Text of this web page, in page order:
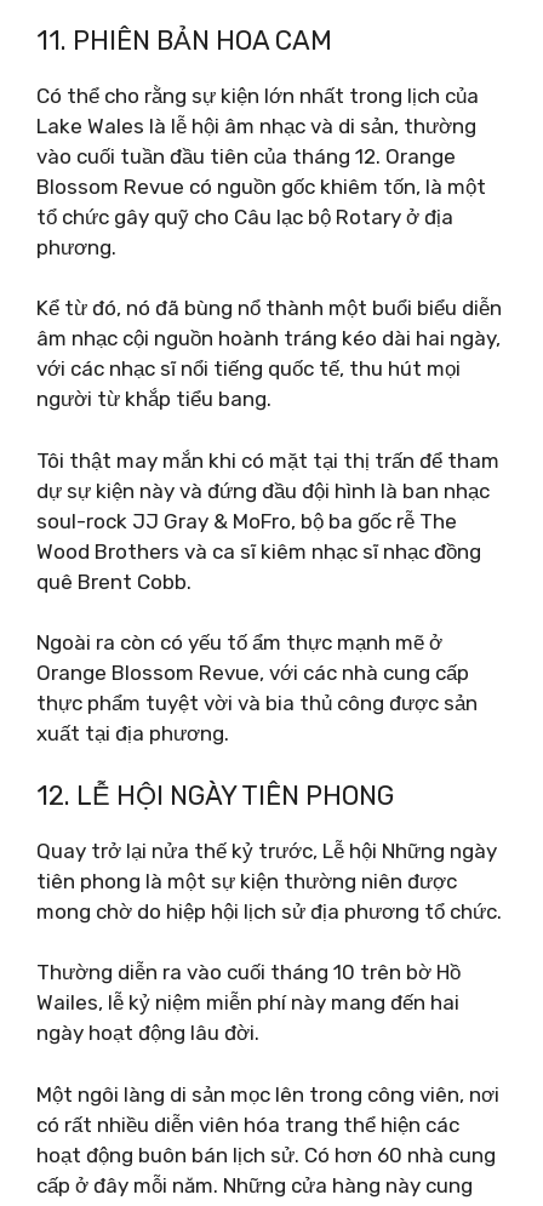
11. PHIÊN BẢN HOA CAM
Có thể cho rằng sự kiện lớn nhất trong lịch của
Lake Wales là lễ hội âm nhạc và di sản, thường
vào cuối tuần đầu tiên của tháng 12. Orange
Blossom Revue có nguồn gốc khiêm tốn, là một
tổ chức gây quỹ cho Câu lạc bộ Rotary ở địa
phương.
Kể từ đó, nó đã bùng nổ thành một buổi biểu diễn
âm nhạc cội nguồn hoành tráng kéo dài hai ngày,
với các nhạc sĩ nổi tiếng quốc tế, thu hút mọi
người từ khắp tiểu bang.
Tôi thật may mắn khi có mặt tại thị trấn để tham
dự sự kiện này và đứng đầu đội hình là ban nhạc
soul-rock JJ Gray & MoFro, bộ ba gốc rễ The
Wood Brothers và ca sĩ kiêm nhạc sĩ nhạc đồng
quê Brent Cobb.
Ngoài ra còn có yếu tố ẩm thực mạnh mẽ ở
Orange Blossom Revue, với các nhà cung cấp
thực phẩm tuyệt vời và bia thủ công được sản
xuất tại địa phương.
12. LỄ HỘI NGÀY TIÊN PHONG
Quay trở lại nửa thế kỷ trước, Lễ hội Những ngày
tiên phong là một sự kiện thường niên được
mong chờ do hiệp hội lịch sử địa phương tổ chức.
Thường diễn ra vào cuối tháng 10 trên bờ Hồ
Wailes, lễ kỷ niệm miễn phí này mang đến hai
ngày hoạt động lâu đời.
Một ngôi làng di sản mọc lên trong công viên, nơi
có rất nhiều diễn viên hóa trang thể hiện các
hoạt động buôn bán lịch sử. Có hơn 60 nhà cung
cấp ở đây mỗi năm. Những cửa hàng này cung